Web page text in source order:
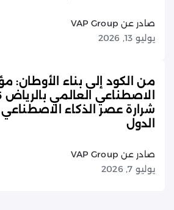
صادر عن VAP Group
يوليو 13, 2026
من الكود إلى بناء الأوطان:
شرارة عصر الذكاء الاصطناعي
الدول
صادر عن VAP Group
يوليو 7, 2026